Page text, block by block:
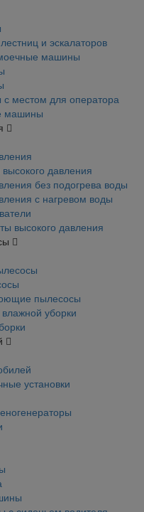
и эскалаторов
машины
местом для оператора
машины
давления
без подогрева воды
с нагревом воды
высокого давления
пылесосы
уборки
установки